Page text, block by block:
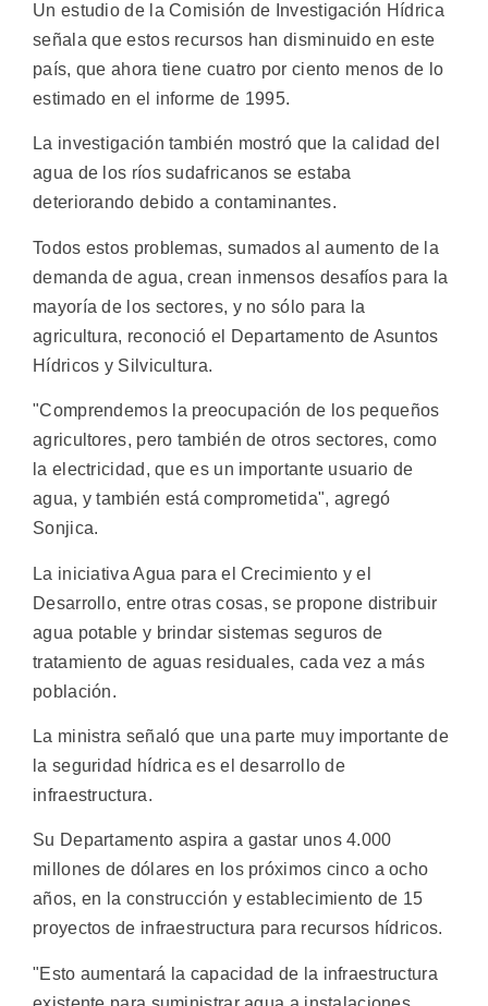
Un estudio de la Comisión de Investigación Hídrica
señala que estos recursos han disminuido en este
país, que ahora tiene cuatro por ciento menos de lo
estimado en el informe de 1995.
La investigación también mostró que la calidad del
agua de los ríos sudafricanos se estaba
deteriorando debido a contaminantes.
Todos estos problemas, sumados al aumento de la
demanda de agua, crean inmensos desafíos para la
mayoría de los sectores, y no sólo para la
agricultura, reconoció el Departamento de Asuntos
Hídricos y Silvicultura.
"Comprendemos la preocupación de los pequeños
agricultores, pero también de otros sectores, como
la electricidad, que es un importante usuario de
agua, y también está comprometida", agregó
Sonjica.
La iniciativa Agua para el Crecimiento y el
Desarrollo, entre otras cosas, se propone distribuir
agua potable y brindar sistemas seguros de
tratamiento de aguas residuales, cada vez a más
población.
La ministra señaló que una parte muy importante de
la seguridad hídrica es el desarrollo de
infraestructura.
Su Departamento aspira a gastar unos 4.000
millones de dólares en los próximos cinco a ocho
años, en la construcción y establecimiento de 15
proyectos de infraestructura para recursos hídricos.
"Esto aumentará la capacidad de la infraestructura